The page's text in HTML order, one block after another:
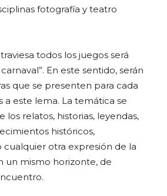
fotografía y teatro
todos los juegos será
En este sentido, serán
que se presenten para cada
a este lema. La temática se
los relatos, historias, leyendas,
históricos,
otra expresión de la
un mismo horizonte, de